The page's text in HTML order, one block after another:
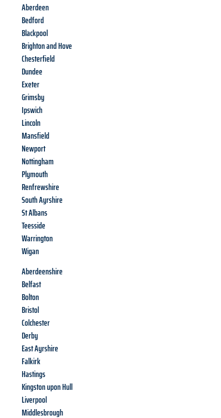
Aberdeen
Bedford
Blackpool
Brighton and Hove
Chesterfield
Dundee
Exeter
Grimsby
Ipswich
Lincoln
Mansfield
Newport
Nottingham
Plymouth
Renfrewshire
South Ayrshire
St Albans
Teesside
Warrington
Wigan
Aberdeenshire
Belfast
Bolton
Bristol
Colchester
Derby
East Ayrshire
Falkirk
Hastings
Kingston upon Hull
Liverpool
Middlesbrough